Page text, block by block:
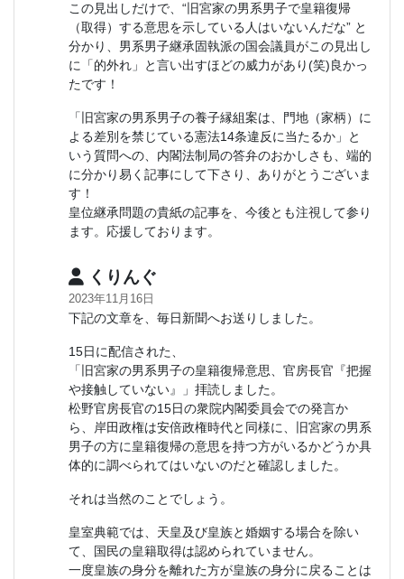
この見出しだけで、“旧宮家の男系男子で皇籍復帰
（取得）する意思を示している人はいないんだな” と
分かり、男系男子継承固執派の国会議員がこの見出し
に「的外れ」と言い出すほどの威力があり(笑)良かっ
たです！
「旧宮家の男系男子の養子縁組案は、門地（家柄）に
よる差別を禁じている憲法14条違反に当たるか」と
いう質問への、内閣法制局の答弁のおかしさも、端的
に分かり易く記事にして下さり、ありがとうございま
す！
皇位継承問題の貴紙の記事を、今後とも注視して参り
ます。応援しております。
くりんぐ
2023年11月16日
下記の文章を、毎日新聞へお送りしました。
15日に配信された、
「旧宮家の男系男子の皇籍復帰意思、官房長官『把握
や接触していない』」拝読しました。
松野官房長官の15日の衆院内閣委員会での発言か
ら、岸田政権は安倍政権時代と同様に、旧宮家の男系
男子の方に皇籍復帰の意思を持つ方がいるかどうか具
体的に調べられてはいないのだと確認しました。
それは当然のことでしょう。
皇室典範では、天皇及び皇族と婚姻する場合を除い
て、国民の皇籍取得は認められていません。
一度皇族の身分を離れた方が皇族の身分に戻ることは